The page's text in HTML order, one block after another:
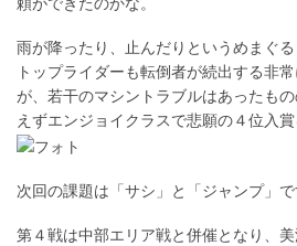
雨が降ったり、止んだりというめまぐる
トップライダーも転倒者が続出する非
が、若干のマシントラブルはあったも
えずエンジョイクラスで悲願の４位入賞
次回の課題は「サシ」と「ジャンプ」で
第４戦は中部エリア戦と併催となり、